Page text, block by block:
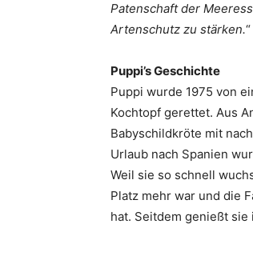
Patenschaft der
Artenschutz zu stärken.“
Puppi’s Geschichte
Puppi wurde 1975 von
Kochtopf gerettet. Aus
Babyschildkröte mit
Urlaub nach Spanien
Weil sie so schnell
Platz mehr war und die
hat. Seitdem genießt